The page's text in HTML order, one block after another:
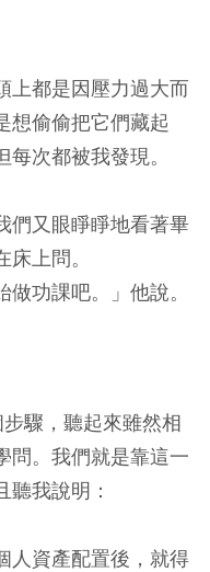
上都是因壓力過大而
想偷偷把它們藏起
次都被我發現。
們又眼睜睜地看著畢
上問。
做功課吧。」他說。
驟，聽起來雖然相
問。我們就是靠這一
我說明：
人資產配置後，就得